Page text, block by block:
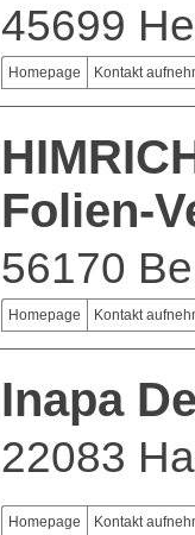
45699
Homepage Kontakt
Folien-
56170
Homepage Kontakt
Inapa
22083
Homepage Kontakt